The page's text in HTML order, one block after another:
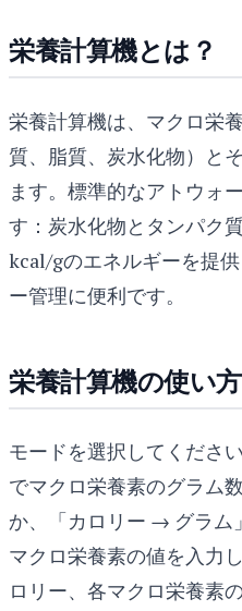
栄養計算機とは？
栄養計算機は、マクロ栄
質、脂質、炭水化物）と
ます。標準的なアトウォ
す：炭水化物とタンパク
kcal/gのエネルギーを提
ー管理に便利です。
栄養計算機の使い方
モードを選択してくださ
でマクロ栄養素のグラム
か、「カロリー → グラム
マクロ栄養素の値を入力
ロリー、各マクロ栄養素